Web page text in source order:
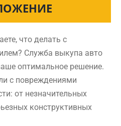
что делать с
Служба выкупа авто
оптимальное решение.
с повреждениями
от незначительных
конструктивных